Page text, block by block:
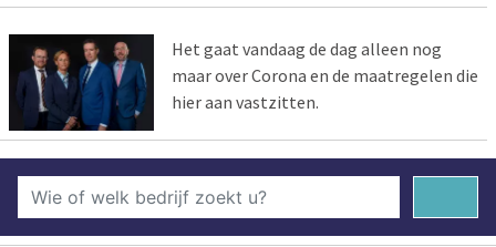
Het gaat vandaag de dag alleen nog
maar over Corona en de maatregelen die
hier aan vastzitten.